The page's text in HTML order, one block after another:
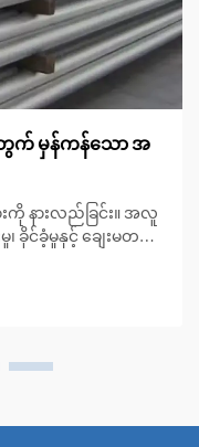
က် မှန်ကန်သော အ
နားလည်ခြင်း။ အလူ
၊ ခိုင်ခံ့မှုနှင့် ချေးမတက်
မှုပ...